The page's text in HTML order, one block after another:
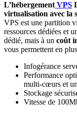
L’hébergement VPS
virtualisation avec la
VPS est une partition
ressources dédiées et
dédié, mais à un coût
vous permettent en
Infogérance
Performance
multi-cœurs et
Stockage
Vitesse de